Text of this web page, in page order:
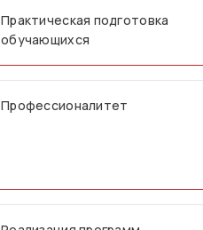
Практическая подготовка
обучающихся
Профессионалитет